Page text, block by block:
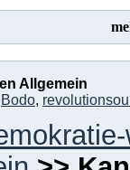
Allgemein
Bodo,